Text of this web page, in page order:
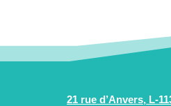
21 rue d’Anvers, L-